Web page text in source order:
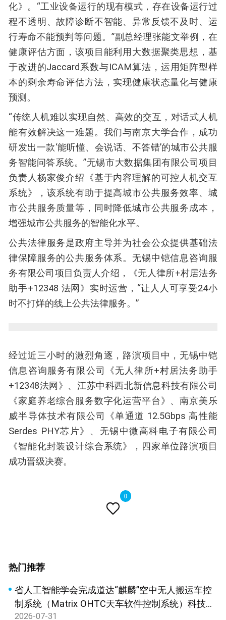

0
化》。“工业设备运行的现有模式，存在设备运行过
程不透明、故障诊断不智能、异常反馈不及时、运
行寿命不能预判等问题。”副总经理张能文举例，在
健康评估方面，该项目能利用大数据聚类思想，基
于改进的Jaccard系数与ICAM算法，运用矩阵型样
本的剩余寿命评估方法，实现健康状态量化与健康
预测。
“传统人机难以实现自然、高效的交互，对话式人机
能有效解决这一难题。我们与南京大学合作，成功
研发出一款‘能听懂、会说话、不答错’的城市公共服
务智能问答系统。”无锡市大数据集团有限公司项目
负责人杨家俊介绍《基于内容理解的可控人机交互
系统》，该系统有助于提高城市公共服务效率、城
市公共服务质量等，同时降低城市公共服务成本，
增强城市公共服务的智能化水平。
公共法律服务是政府主导并为社会公众提供基础法
律保障服务的公共服务体系。无锡中铠信息咨询服
务有限公司项目负责人介绍，《无人律所+村居法务
助手+12348 法网》实时运营，“让人人可享受24小
时不打烊的线上公共法律服务。”
经过近三小时的激烈角逐，路演项目中，无锡中铠
信息咨询服务有限公司《无人律所+村居法务助手
+12348法网》、江苏中科西北新信息科技有限公司
《家庭养老综合服务数字化运营平台》、南京美乐
威半导体技术有限公司《单通道 12.5Gbps 高性能
Serdes PHY芯片》、无锡中微高科电子有限公司
《智能化封装设计综合系统》，四家单位路演项目
成功晋级决赛。
热门推荐
省人工智能学会完成道达“麒麟”空中无人搬运车控
制系统（Matrix OHTC天车软件控制系统）科技成
果鉴定
2026-07-31